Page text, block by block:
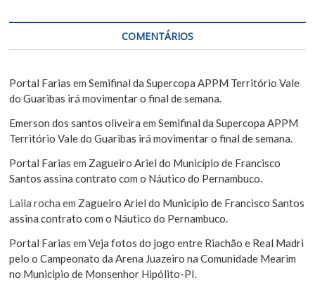
COMENTÁRIOS
Portal Farias emSemifinal da Supercopa APPM Território Vale
do Guaribas irá movimentar o final de semana.
Emerson dos santos oliveira emSemifinal da Supercopa APPM
Território Vale do Guaribas irá movimentar o final de semana.
Portal Farias em Zagueiro Ariel do Município de Francisco
Santos assina contrato com o Náutico do Pernambuco.
Laila rocha em Zagueiro Ariel do Município de Francisco Santos
assina contrato com o Náutico do Pernambuco.
Portal Farias emVeja fotos do jogo entre Riachão e Real Madri
pelo o Campeonato da Arena Juazeiro na Comunidade Mearim
no Municipio de Monsenhor Hipólito-PI.